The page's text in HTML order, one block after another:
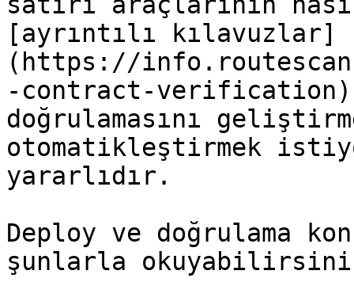
[ayrıntılı kılavuzlar]
(https://
-contract-verification)
doğrulamasını
otomatikleştirmek
yararlıdır.
Deploy ve doğrulama
şunlarla